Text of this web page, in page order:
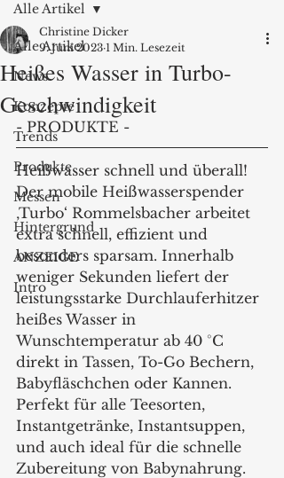
Alle Artikel
News
Konzepte
Trends
Produkte
Messen
Hintergrund
ANZEIGE
Intro
Alle Artikel
Heißes Wasser in Turbo-
Geschwindigkeit
Christine Dicker
9. Juni 2023 1 Min. Lesezeit
- PRODUKTE -
Heißwasser schnell und überall!
Der mobile Heißwasserspender
‚Turbo‘ Rommelsbacher arbeitet
extra schnell, effizient und
besonders sparsam. Innerhalb
weniger Sekunden liefert der
leistungsstarke Durchlauferhitzer
heißes Wasser in
Wunschtemperatur ab 40 °C
direkt in Tassen, To-Go Bechern,
Babyfläschchen oder Kannen.
Perfekt für alle Teesorten,
Instantgetränke, Instantsuppen,
und auch ideal für die schnelle
Zubereitung von Babynahrung.